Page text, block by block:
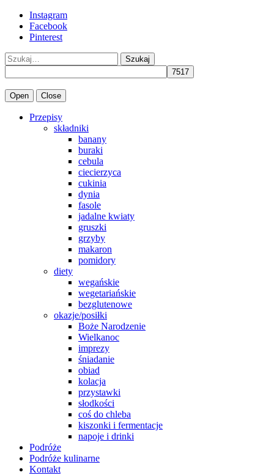
Instagram
Facebook
Pinterest
Szukaj
Open Close
Przepisy
składniki
banany
buraki
cebula
ciecierzyca
cukinia
dynia
fasole
jadalne kwiaty
gruszki
grzyby
makaron
pomidory
diety
wegańskie
wegetariańskie
bezglutenowe
okazje/posiłki
Boże Narodzenie
Wielkanoc
imprezy
śniadanie
obiad
kolacja
przystawki
słodkości
coś do chleba
kiszonki i fermentacje
napoje i drinki
Podróże
Podróże kulinarne
Kontakt